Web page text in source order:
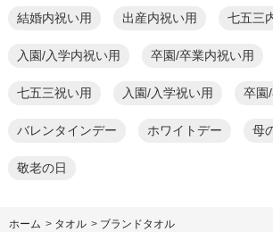
結婚内祝い用 出産内祝い用 七五三
入園/入学内祝い用 卒園/卒業内祝い用
七五三祝い用 入園/入学祝い用 卒園
バレンタインデー ホワイトデー 母
敬老の日
ホーム > タオル > ブランドタオル